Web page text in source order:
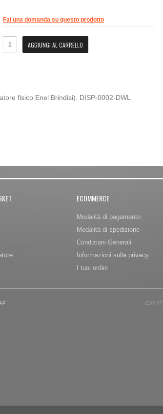
Fai una domanda su questo prodotto
fisico Enel Brindisi). DISP-0002-DWL
ECOMMERCE
Modalità di pagamento
Modalità di spedizione
Condizioni Generali
Informazioni sulla privacy
I tuoi ordini